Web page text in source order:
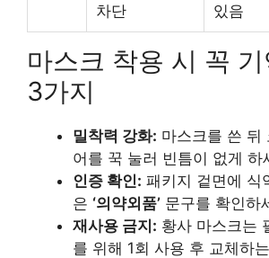
차단
있음
마스크 착용 시 꼭
3가지
밀착력 강화: 마스크를 쓴 뒤
어를 꾹 눌러 빈틈이 없게 하
인증 확인: 패키지 겉면에 식
은 ‘의약외품’ 문구를 확인하
재사용 금지: 황사 마스크는
를 위해 1회 사용 후 교체하